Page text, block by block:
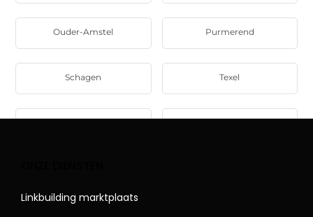
Ouder-Amstel Purmerend
Schagen Texel
Linkbuilding marktplaats